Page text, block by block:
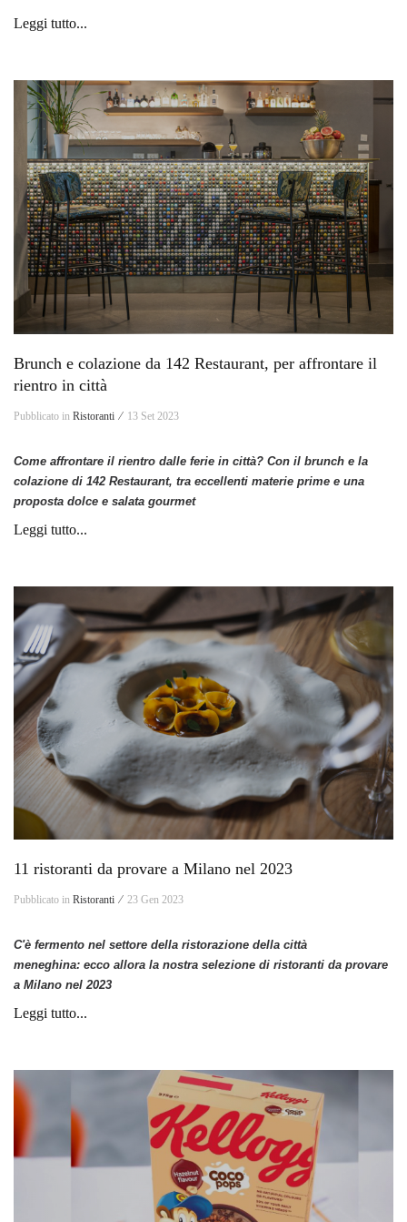
Leggi tutto...
Brunch e colazione da 142 Restaurant, per affrontare il
rientro in città
Pubblicato in Ristoranti ⁄ 13 Set 2023
Come affrontare il rientro dalle ferie in città? Con il brunch e la
colazione di 142 Restaurant, tra eccellenti materie prime e una
proposta dolce e salata gourmet
Leggi tutto...
11 ristoranti da provare a Milano nel 2023
Pubblicato in Ristoranti ⁄ 23 Gen 2023
C'è fermento nel settore della ristorazione della città
meneghina: ecco allora la nostra selezione di ristoranti da provare
a Milano nel 2023
Leggi tutto...